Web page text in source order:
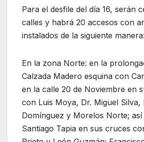
Para el desfile del día 16, serán
calles y habrá 20 accesos con
instalados de la siguiente manera:
En la zona Norte: en la
Calzada Madero esquina con
en la calle 20 de Noviembre en
con Luis Moya, Dr. Miguel Silva,
Domínguez y Morelos Norte;
Santiago Tapia en sus cruces